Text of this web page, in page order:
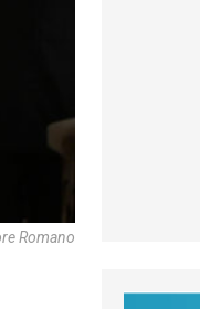
Romano